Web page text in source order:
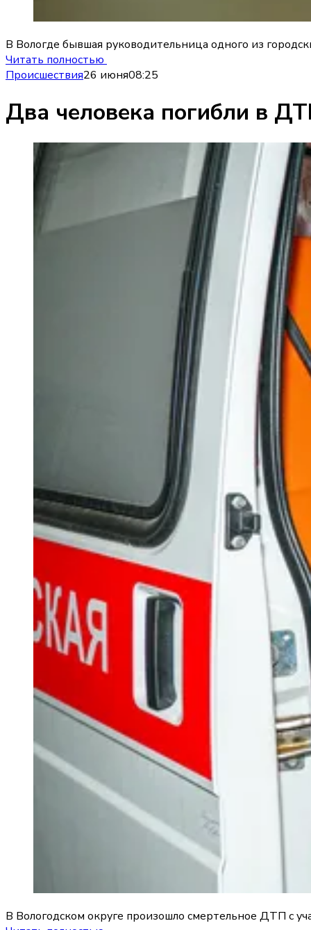
В Вологде бывшая руководительница одного из
Читать полностью
Происшествия26 июня08:25
Два человека погибли в
В Вологодском округе произошло смертельное ДТП с